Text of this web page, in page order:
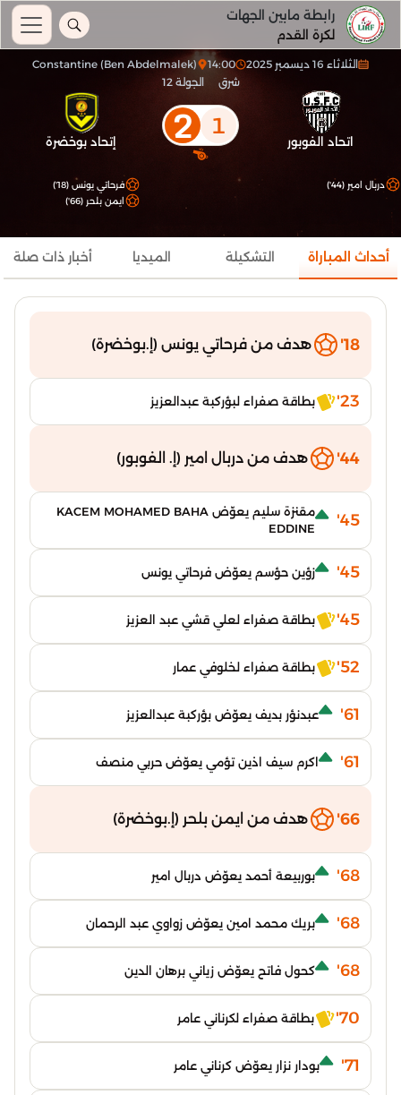
رابطة مابين الجهات
لكرة القدم
الثلاثاء 16 ديسمبر 2025 14:00
Constantine (Ben Abdelmalek)
شرق
الجولة 12
اتحاد الفوبور 1
2 إتحاد بوخضرة
دربال امير (44')
فرحاتي يونس (18')
ايمن بلحر (66')
أحداث المباراة التشكيلة الميديا أخبار ذات صلة
18' هدف من فرحاتي يونس (إ.بوخضرة)
23' بطاقة صفراء لبؤركبة عبدالعزيز
44' هدف من دربال امير (إ. الفوبور)
45'
مقنزة سليم يعوّض KACEM MOHAMED BAHA
EDDINE
45' زؤين حؤسم يعوّض فرحاتي يونس
45' بطاقة صفراء لعلي قشي عبد العزيز
52' بطاقة صفراء لخلوفي عمار
61' عبدنؤر بديف يعوّض بؤركبة عبدالعزيز
61' اكرم سيف اذين تؤمي يعوّض حربي منصف
66' هدف من ايمن بلحر (إ.بوخضرة)
68' بوربيعة أحمد يعوّض دربال امير
68' بريك محمد امين يعوّض زواوي عبد الرحمان
68' كحول فاتح يعوّض زياني برهان الدين
70' بطاقة صفراء لكرناني عامر
71' بودار نزار يعوّض كرناني عامر